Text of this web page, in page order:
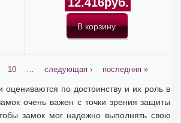
10 следующая › последняя »
по достоинству и их роль в
очень важен с точки зрения защиты
замок мог надежно выполнять свою